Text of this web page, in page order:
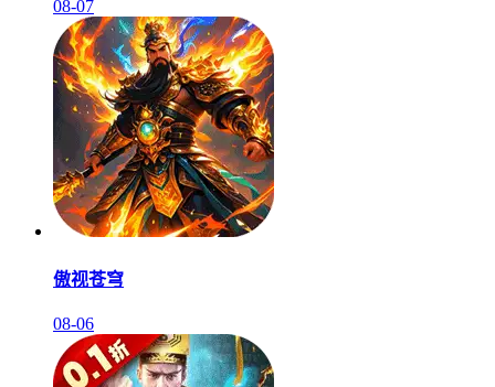
08-07
傲视苍穹
08-06